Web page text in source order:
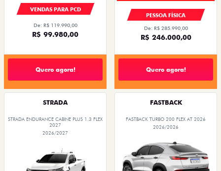
VENDAS PARA PCD
De: R$ 119.990,00
R$ 99.980,00
Quero agora!
PESSOA FÍSICA
De: R$ 285.990,00
R$ 246.000,00
Quero agora!
STRADA
STRADA ENDURANCE CABINE PLUS 1.3 FLEX
2027
2026/2027
FASTBACK
FASTBACK TURBO 200 FLEX AT 2026
2026/2026